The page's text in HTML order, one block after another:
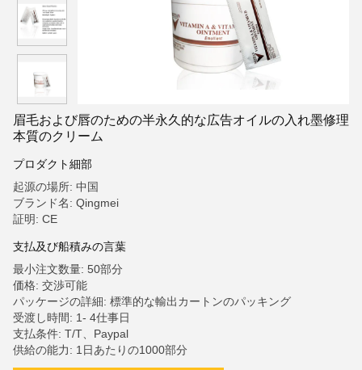
眉毛および唇のための半永久的な広告オイルの入れ墨修理
本質のクリーム
プロダクト細部
起源の場所: 中国
ブランド名: Qingmei
証明: CE
支払及び船積みの言葉
最小注文数量: 50部分
価格: 交渉可能
パッケージの詳細: 標準的な輸出カートンのパッキング
受渡し時間: 1- 4仕事日
支払条件: T/T、Paypal
供給の能力: 1日あたりの1000部分